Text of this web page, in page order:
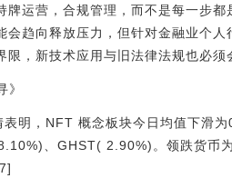
运营，合规管理，而不是每一步
趋向释放压力，但针对金融业个
，新技术应用与旧法律法规也必须
明，NFT 概念板块今日均值下滑
、GHST( 2.90%)。领跌货币